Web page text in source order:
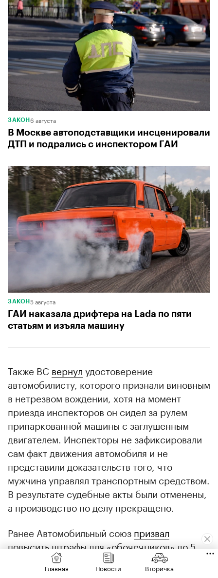
ЗАКОН 6 августа
В Москве автоподставщики инсценировали
ДТП и подрались с инспектором ГАИ
ЗАКОН 5 августа
ГАИ наказала дрифтера на Lada по пяти
статьям и изъяла машину
Также ВС вернул удостоверение
автомобилисту, которого признали виновным
в нетрезвом вождении, хотя на момент
приезда инспекторов он сидел за рулем
припаркованной машины с заглушенным
двигателем. Инспекторы не зафиксировали
сам факт движения автомобиля и не
представили доказательств того, что
мужчина управлял транспортным средством.
В результате судебные акты были отменены,
а производство по делу прекращено.
Ранее Автомобильный союз призвал
повысить штрафы для «обочечников» до 5
Главная Новости Вторичка